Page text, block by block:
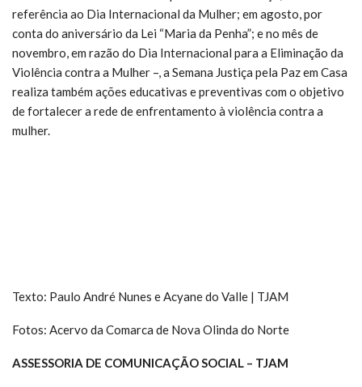
referência ao Dia Internacional da Mulher; em agosto, por
conta do aniversário da Lei “Maria da Penha”; e no mês de
novembro, em razão do Dia Internacional para a Eliminação da
Violência contra a Mulher –, a Semana Justiça pela Paz em Casa
realiza também ações educativas e preventivas com o objetivo
de fortalecer a rede de enfrentamento à violência contra a
mulher.
Texto: Paulo André Nunes e Acyane do Valle | TJAM
Fotos: Acervo da Comarca de Nova Olinda do Norte
ASSESSORIA DE COMUNICAÇÃO SOCIAL – TJAM